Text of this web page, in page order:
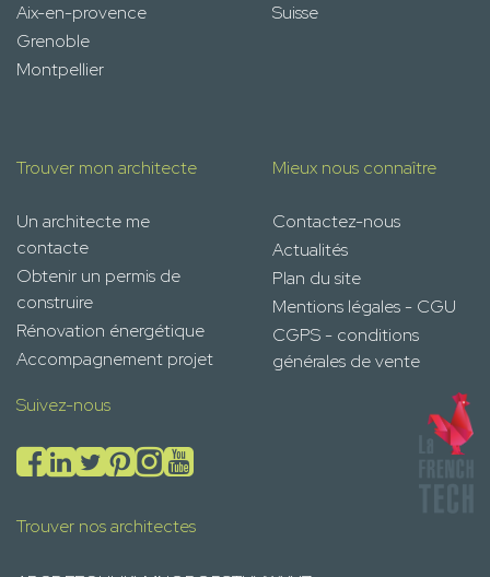
Aix-en-provence
Grenoble
Montpellier
Suisse
Trouver mon architecte
Un architecte me
contacte
Obtenir un permis de
construire
Rénovation énergétique
Accompagnement projet
Mieux nous connaître
Contactez-nous
Actualités
Plan du site
Mentions légales - CGU
CGPS - conditions
générales de vente
Suivez-nous
Trouver nos architectes